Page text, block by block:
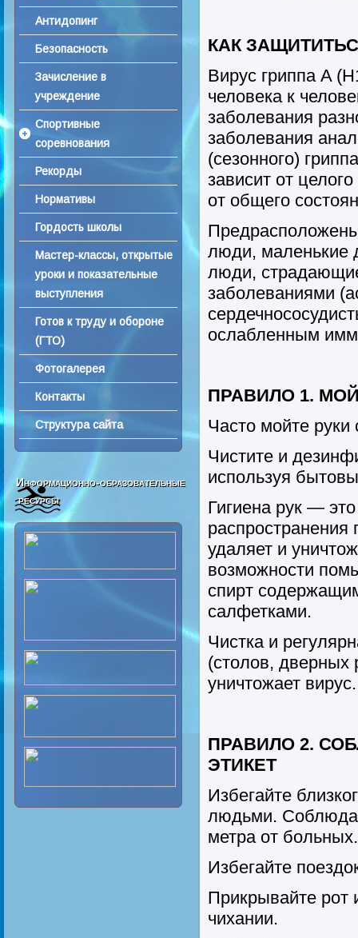
Антидопинг
Безопасность
Зачисление в
учреждение
Спортивные
соревнования
Рекорды
Нормативы
Гордость школы
Мастер-классы, открытые
уроки и показательные
выступления
Готов к труду и обороне
(ГТО)
Фотогалерея
Контакты
Структура сайта
Информационно-образовательные
ресурсы
КАК
Вирус гриппа A
человека к
заболевания
заболевания
(сезонного)
зависит от
от общего
люди, маленькие
люди,
заболеваниями
ослабленным
ПРАВИЛО 1.
Часто мойте
Чистите и
используя
Гигиена рук —
удаляет и
возможности
спирт
салфетками.
Чистка и
(столов, дверных
уничтожает вирус.
ПРАВИЛО 2.
ЭТИКЕТ
Избегайте
людьми.
метра от больных.
Избегайте
Прикрывайте рот
чихании.